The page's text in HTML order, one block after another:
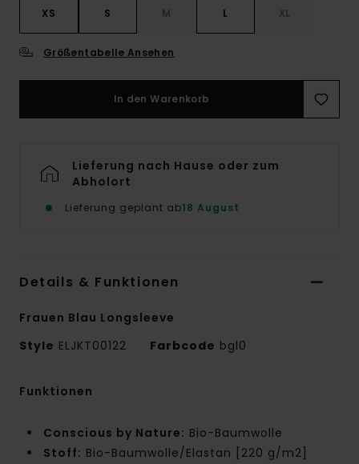
XS S M L XL
Größentabelle Ansehen
In den Warenkorb
Lieferung nach Hause oder zum
Abholort
Lieferung geplant ab18 August
Details & Funktionen
Frauen Blau Longsleeve
Style ELJKT00122 Farbcode bgl0
Funktionen
Conscious by Nature: Bio-Baumwolle
Stoff: Bio-Baumwolle/Elastan [220 g/m2]